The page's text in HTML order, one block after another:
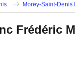
Morey-Saint-Denis
Frédéric